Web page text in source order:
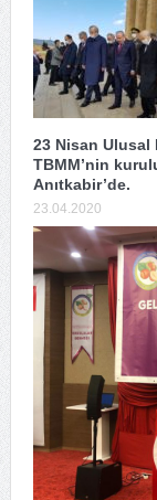
23 Nisan Ulusal
TBMM’nin
Anıtkabir’de.
23.04.2020